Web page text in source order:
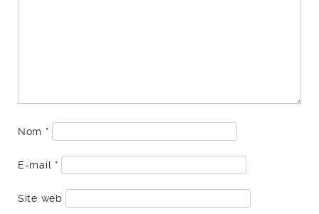
Nom *
E-mail *
Site web